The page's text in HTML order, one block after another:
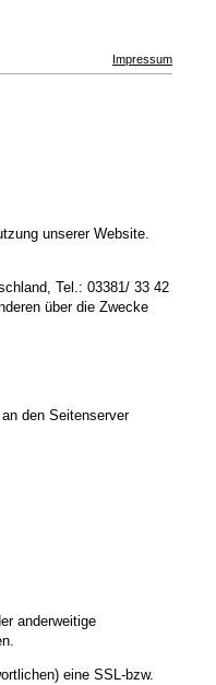
Impressum
unserer Website.
Tel.: 03381/ 33 42
über die Zwecke
den Seitenserver
anderweitige
eine SSL-bzw.